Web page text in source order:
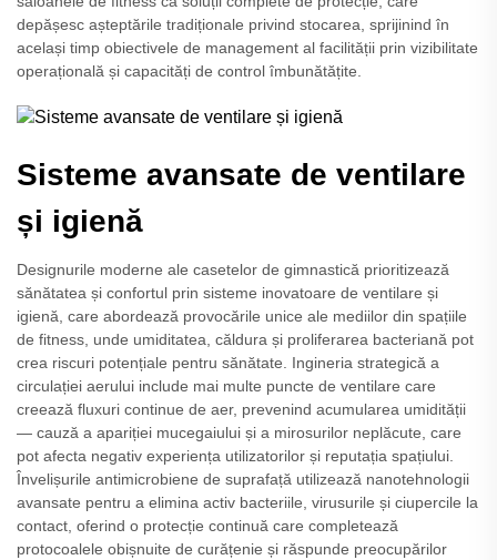
depășesc așteptările tradiționale privind stocarea, sprijinind în
același timp obiectivele de management al facilității prin vizibilitate
operațională și capacități de control îmbunătățite.
Sisteme avansate de ventilare
și igienă
Designurile moderne ale casetelor de gimnastică prioritizează
sănătatea și confortul prin sisteme inovatoare de ventilare și
igienă, care abordează provocările unice ale mediilor din spațiile
de fitness, unde umiditatea, căldura și proliferarea bacteriană pot
crea riscuri potențiale pentru sănătate. Ingineria strategică a
circulației aerului include mai multe puncte de ventilare care
creează fluxuri continue de aer, prevenind acumularea umidității
— cauză a apariției mucegaiului și a mirosurilor neplăcute, care
pot afecta negativ experiența utilizatorilor și reputația spațiului.
Învelișurile antimicrobiene de suprafață utilizează nanotehnologii
avansate pentru a elimina activ bacteriile, virusurile și ciupercile la
contact, oferind o protecție continuă care completează
protocoalele obișnuite de curățenie și răspunde preocupărilor